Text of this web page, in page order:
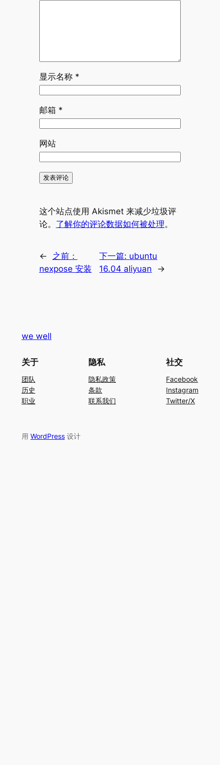
显示名称 *
邮箱 *
网站
这个站点使用 Akismet 来减少垃圾评
论。 了解你的评论数据如何被处理。
←
之前：
nexpose 安装
下一篇: ubuntu
16.04 aliyuan
→
we well
关于
团队
历史
职业
隐私
隐私政策
条款
联系我们
社交
Facebook
Instagram
Twitter/X
用 WordPress设计